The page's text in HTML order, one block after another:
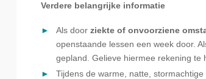
Verdere belangrijke informatie
Als door ziekte of onvoorziene
openstaande lessen een week door.
gepland. Gelieve hiermee rekening te
Tijdens de warme, natte,